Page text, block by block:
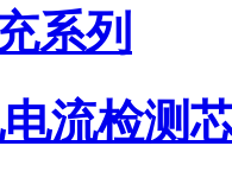
系列
流检测